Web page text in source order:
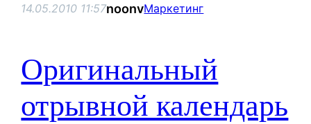
14.05.2010 11:57noonvМаркетинг
Оригинальный
отрывной календарь